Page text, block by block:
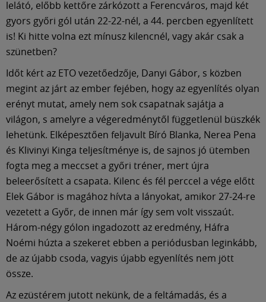
lelátó, előbb kettőre zárkózott a Ferencváros, majd két
gyors győri gól után 22-22-nél, a 44. percben egyenlített
is! Ki hitte volna ezt mínusz kilencnél, vagy akár csak a
szünetben?
Időt kért az ETO vezetőedzője, Danyi Gábor, s közben
megint az járt az ember fejében, hogy az egyenlítés olyan
erényt mutat, amely nem sok csapatnak sajátja a
világon, s amelyre a végeredménytől függetlenül büszkék
lehetünk. Elképesztően feljavult Bíró Blanka, Nerea Pena
és Klivinyi Kinga teljesítménye is, de sajnos jó ütemben
fogta meg a meccset a győri tréner, mert újra
beleerősített a csapata. Kilenc és fél perccel a vége előtt
Elek Gábor is magához hívta a lányokat, amikor 27-24-re
vezetett a Győr, de innen már így sem volt visszaút.
Három-négy gólon ingadozott az eredmény, Háfra
Noémi húzta a szekeret ebben a periódusban leginkább,
de az újabb csoda, vagyis újabb egyenlítés nem jött
össze.
Az ezüstérem jutott nekünk, de a feltámadás, és a